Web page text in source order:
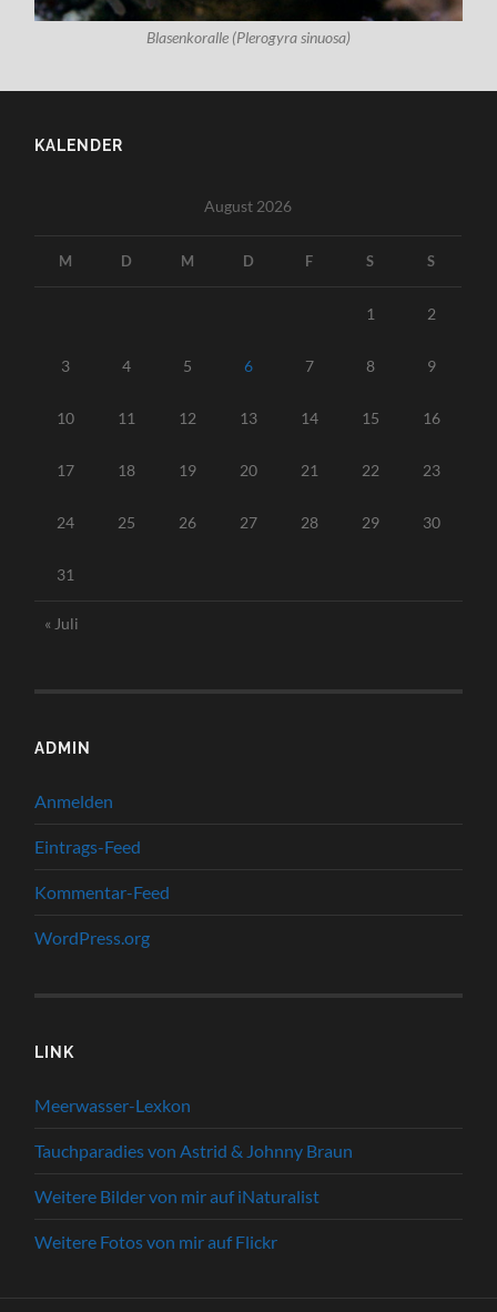
Blasenkoralle (Plerogyra sinuosa)
KALENDER
August 2026
M D M D F S S
1 2
3 4 5 6 7 8 9
10 11 12 13 14 15 16
17 18 19 20 21 22 23
24 25 26 27 28 29 30
31
« Juli
ADMIN
Anmelden
Eintrags-Feed
Kommentar-Feed
WordPress.org
LINK
Meerwasser-Lexkon
Tauchparadies von Astrid & Johnny Braun
Weitere Bilder von mir auf iNaturalist
Weitere Fotos von mir auf Flickr